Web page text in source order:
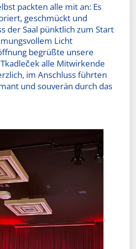
packten alle mit an: Es
geschmückt und
der Saal pünktlich zum Start
Licht
begrüßte unsere
alle Mitwirkende
im Anschluss führten
und souverän durch das